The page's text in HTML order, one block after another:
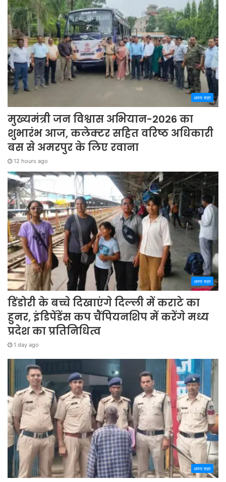
अपना शहर
मुख्यमंत्री जन विश्वास अभियान-2026 का
शुभारंभ आज, कलेक्टर सहित वरिष्ठ अधिकारी
बस से अमरपुर के लिए रवाना
12 hours ago
अपना शहर
डिंडोरी के बच्चे दिखाएंगे दिल्ली में कराटे का
हुनर, इंडिपेंडेंस कप चैंपियनशिप में करेंगे मध्य
प्रदेश का प्रतिनिधित्व
1 day ago
अपना शहर